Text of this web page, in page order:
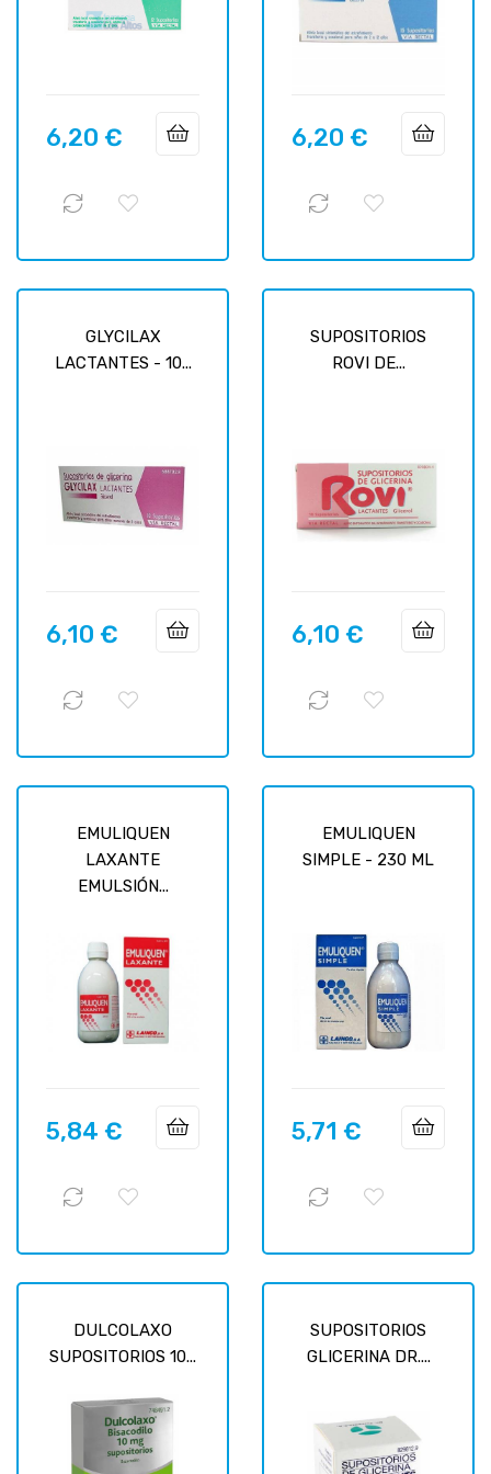
Prix
6,20 € Prix
6,20 €
GLYCILAX
LACTANTES - 10...
Prix
6,10 €
SUPOSITORIOS
ROVI DE...
Prix
6,10 €
EMULIQUEN
LAXANTE
EMULSIÓN...
Prix
5,84 €
EMULIQUEN
SIMPLE - 230 ML
Prix
5,71 €
DULCOLAXO
SUPOSITORIOS 10...
SUPOSITORIOS
GLICERINA DR....